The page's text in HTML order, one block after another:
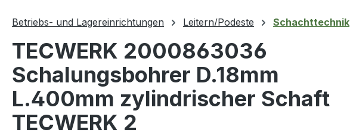
Betriebs- und Lagereinrichtungen Leitern/Podeste Schachttechnik
TECWERK 2000863036
Schalungsbohrer D.18mm
L.400mm zylindrischer Schaft
TECWERK 2